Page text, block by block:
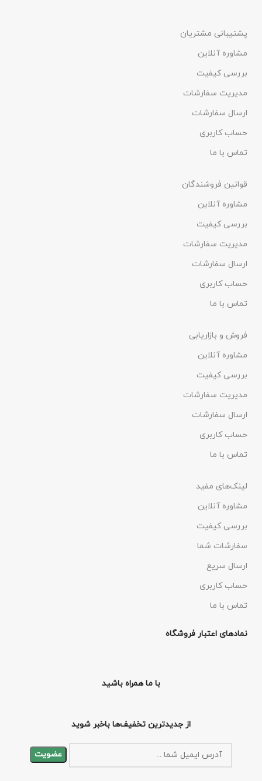
پشتیبانی مشتریان
مشاوره آنلاین
بررسی کیفیت
مدیریت سفارشات
ارسال سفارشات
حساب کاربری
تماس با ما
قوانین فروشندگان
مشاوره آنلاین
بررسی کیفیت
مدیریت سفارشات
ارسال سفارشات
حساب کاربری
تماس با ما
فروش و بازاریابی
مشاوره آنلاین
بررسی کیفیت
مدیریت سفارشات
ارسال سفارشات
حساب کاربری
تماس با ما
لینک‌های مفید
مشاوره آنلاین
بررسی کیفیت
سفارشات شما
ارسال سریع
حساب کاربری
تماس با ما
نمادهای اعتبار فروشگاه
با ما همراه باشید
از جدیدترین تخفیف‌ها باخبر شوید